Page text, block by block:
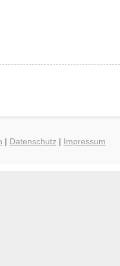
| Datenschutz | Impressum